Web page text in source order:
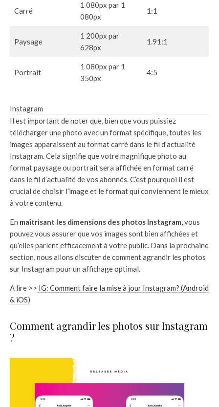
Carré
1 080px par 1
080px
1:1
Paysage
1 200px par
628px
1.91:1
Portrait
1 080px par 1
350px
4:5
Instagram
Il est important de noter que, bien que vous puissiez
télécharger une photo avec un format spécifique, toutes les
images apparaissent au format carré dans le fil d’actualité
Instagram. Cela signifie que votre magnifique photo au
format paysage ou portrait sera affichée en format carré
dans le fil d’actualité de vos abonnés. C’est pourquoi il est
crucial de choisir l’image et le format qui conviennent le mieux
à votre contenu.
En maîtrisant les dimensions des photos Instagram, vous
pouvez vous assurer que vos images sont bien affichées et
qu’elles parlent efficacement à votre public. Dans la prochaine
section, nous allons discuter de comment agrandir les photos
sur Instagram pour un affichage optimal.
A lire >> IG: Comment faire la mise à jour Instagram? (Android
& iOS)
Comment agrandir les photos sur Instagram
?